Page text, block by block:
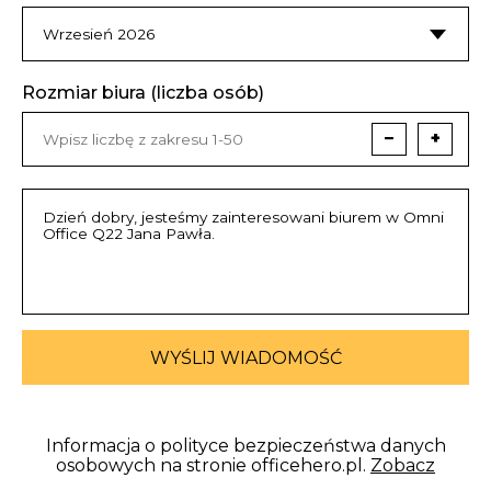
Rozmiar biura (liczba osób)
− +
WYŚLIJ WIADOMOŚĆ
Informacja o polityce bezpieczeństwa danych
osobowych na stronie officehero.pl. Zobacz